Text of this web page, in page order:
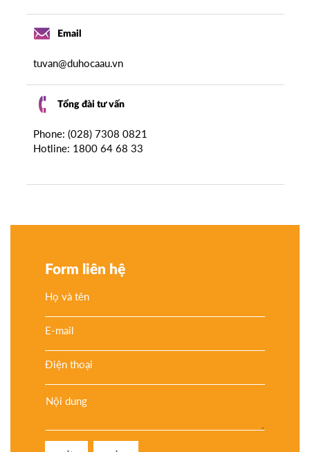
Email
tuvan@duhocaau.vn
Tổng đài tư vấn
Phone: (028) 7308 0821
Hotline: 1800 64 68 33
Form liên hệ
Họ và tên
E-mail
Điện thoại